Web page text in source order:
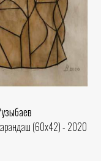
(60x42) - 2020